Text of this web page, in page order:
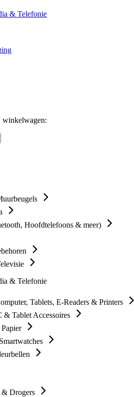
& Telefonie
winkelwagen:
Hoofdtelefoons & meer)
& Telefonie
Tablets, E-Readers & Printers
& Tablet Accessoires
& Drogers